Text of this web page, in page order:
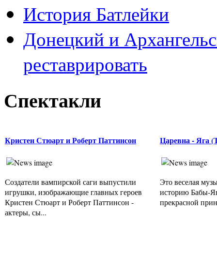
История Батлейки
Донецкий и
реставрировать
Спектакли
Кристен Стюарт и Роберт Паттинсон
Создатели вампирской саги выпустили
игрушки, изображающие главных героев
Кристен Стюарт и Роберт Паттинсон -
актеры, сы...
Царевна - Яга
Это веселая
историю Бабы-
прекрасной